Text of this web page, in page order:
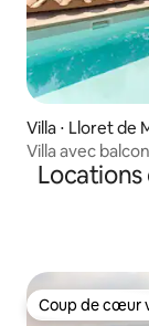
Villa ⋅ Lloret de
Villa avec
de Mar
Coup de cœur
Coup de cœur